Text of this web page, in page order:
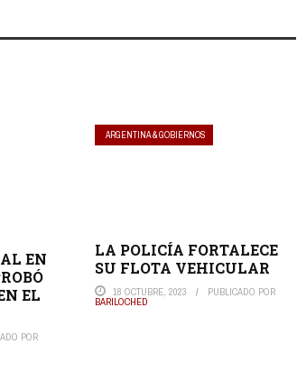
EN
EL
POR
ARGENTINA & GOBIERNOS
LA POLICÍA FORTALECE
SU FLOTA VEHICULAR
18 OCTUBRE, 2023 PUBLICADO POR
BARILOCHED